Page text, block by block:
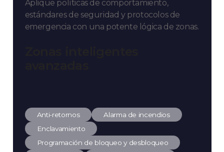
Aplique políticas de comportamiento,
estándares de seguridad y protocolos de
emergencia con una potente lógica de zonas.
Anti-retornos
Alarma de incendios
Enclavamiento
Programación de bloqueo y desbloqueo